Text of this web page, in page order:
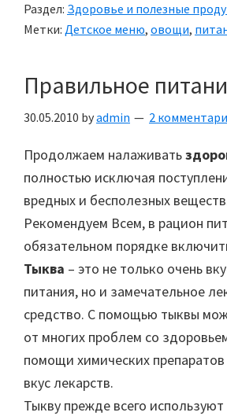
Почему
дети
не
Раздел: Здоровье и полезные
Метки: Детское меню, овощи,
Правильное
30.05.2010 byadmin 2
Продолжаем налаживать
полностью исключая
вредных и бесполезных
Рекомендуем Всем, в рацион
обязательном порядке
Тыква – это не только очень
питания, но и замечательное
средство. С помощью тыквы
от многих проблем со
помощи химических
вкус лекарств.
Тыкву прежде всего